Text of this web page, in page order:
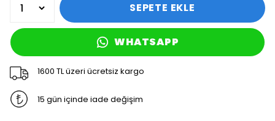
SEPETE EKLE
WHATSAPP
1600 TL üzeri ücretsiz kargo
15 gün içinde iade değişim